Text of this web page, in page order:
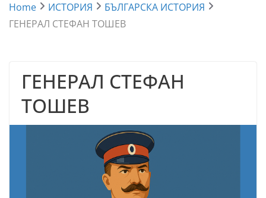
Home ИСТОРИЯ
БЪЛГАРСКА ИСТОРИЯ
ГЕНЕРАЛ СТЕФАН ТОШЕВ
ГЕНЕРАЛ СТЕФАН
ТОШЕВ